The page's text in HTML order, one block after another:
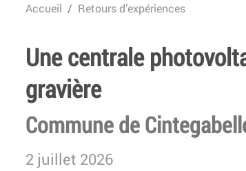
la Transition
Energétique
Accueil Retours d’expériences
Une centrale
gravière
Commune de
2 juillet 2026